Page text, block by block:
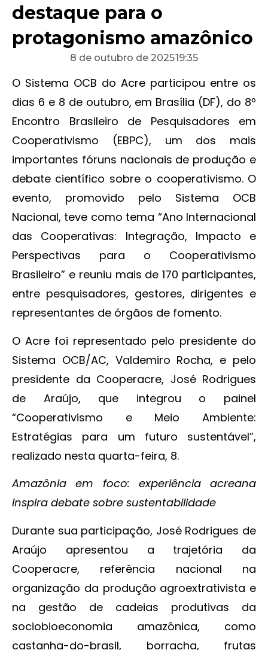
destaque para o
protagonismo amazônico
8 de outubro de 202519:35
O Sistema OCB do Acre participou entre os
dias 6 e 8 de outubro, em Brasília (DF), do 8º
Encontro Brasileiro de Pesquisadores em
Cooperativismo (EBPC), um dos mais
importantes fóruns nacionais de produção e
debate científico sobre o cooperativismo. O
evento, promovido pelo Sistema OCB
Nacional, teve como tema “Ano Internacional
das Cooperativas: Integração, Impacto e
Perspectivas para o Cooperativismo
Brasileiro” e reuniu mais de 170 participantes,
entre pesquisadores, gestores, dirigentes e
representantes de órgãos de fomento.
O Acre foi representado pelo presidente do
Sistema OCB/AC, Valdemiro Rocha, e pelo
presidente da Cooperacre, José Rodrigues
de Araújo, que integrou o painel
“Cooperativismo e Meio Ambiente:
Estratégias para um futuro sustentável”,
realizado nesta quarta-feira, 8.
Amazônia em foco: experiência acreana
inspira debate sobre sustentabilidade
Durante sua participação, José Rodrigues de
Araújo apresentou a trajetória da
Cooperacre, referência nacional na
organização da produção agroextrativista e
na gestão de cadeias produtivas da
sociobioeconomia amazônica, como
castanha-do-brasil, borracha, frutas